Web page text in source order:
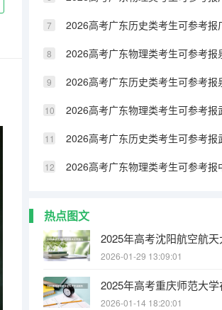
热点图文
2026-01-29 13:09:01
2026-01-14 18:20:01